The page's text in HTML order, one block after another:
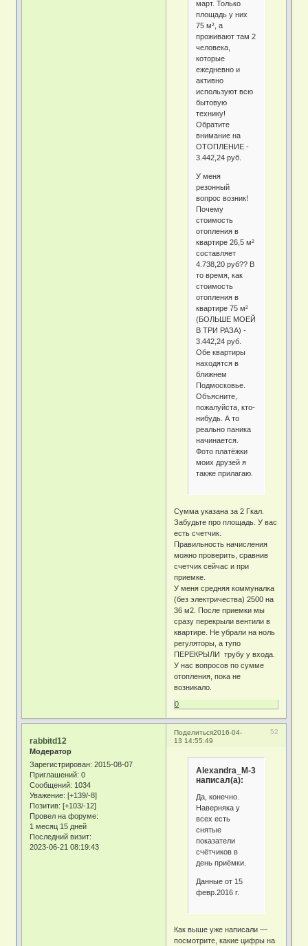
март. Только
площадь у них
75 м², а
проживают там 2
человека,
которые
ежедневно и
активно
используют всю
бытовую
технику!
Обратите
внимание на
ОТОПЛЕНИЕ -
3.442,24 руб.
У меня
резонный
вопрос возник!
Почему
стоимость
отопления в
квартире 26,5 м²
составляет
4.738,20 руб?? В
то время, как
стоимость
отопления в
квартире 75 м²
(БОЛЬШЕ МОЕЙ
В ТРИ РАЗА) -
3.442,24 руб.
Обе квартиры
находятся в
ближнем
Подмосковье.
Объясните,
пожалуйста, кто-
нибудь. А то
реально паника
начинается.
Фото платёжки
моих друзей я
также прилагаю.
Сумма указана за 2 Гкал.
Забудьте про площадь. У вас
есть счетчик.
Правильность начисления
можно проверить, сравнив
счетчик сейчас и при
приемке.
У меня средняя коммуналка
(без электричества) 2500 на
36 м2. После приемки мы
сразу перекрыли вентили в
квартире. Не убрали на ноль
регуляторы, а тупо
ПЕРЕКРЫЛИ трубу у входа.
У нас вопросов по сумме
отопления, пока не
возникало.
0
Поделиться 52
2016-04-
13 14:55:49
rabbitd12
Модератор
Зарегистрирован: 2015-08-07
Приглашений: 0
Сообщений: 1034
Уважение: [+139/-8]
Позитив: [+103/-12]
Провел на форуме:
1 месяц 15 дней
Последний визит:
2023-06-21 08:19:43
Alexandra_M-3
написал(а):
Да, конечно.
Наверняка у
всех есть
снятые
показатели
счётчиков в
день приёмки.
Данные от 15
февр.2016 г.
Как выше уже написали —
посмотрите, какие цифры на